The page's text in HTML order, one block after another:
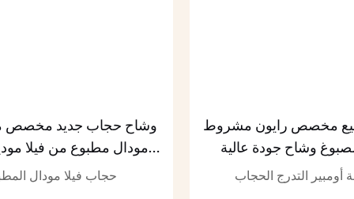
وشاح حجاب جديد
للنساء المسلمات من
حجاب فيلا مودال
بيع مخصص رايون مشروط
وشاح جودة عالية
أومبير التدرج الحجاب
أومبير التدرج الحجاب